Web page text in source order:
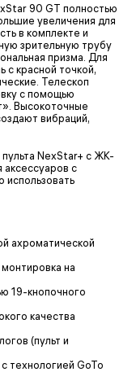
90 GT полностью
увеличения для
в комплекте и
зрительную трубу
призма. Для
с красной точкой,
Телескоп
с помощью
Высокоточные
вибраций,
NexStar+ с ЖК-
аксессуаров с
ахроматической
на
19-кнопочного
качества
(пульт и
технологией GoTo